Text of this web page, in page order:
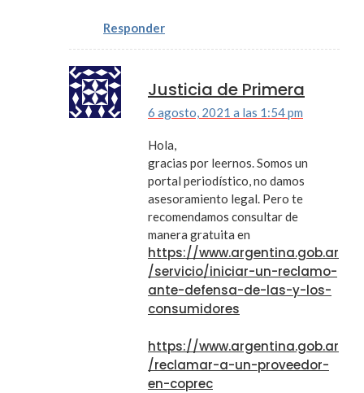
Responder
Justicia de Primera
6 agosto, 2021 a las 1:54 pm
Hola,
gracias por leernos. Somos un
portal periodístico, no damos
asesoramiento legal. Pero te
recomendamos consultar de
manera gratuita en
https://www.argentina.gob.ar
/servicio/iniciar-un-reclamo-
ante-defensa-de-las-y-los-
consumidores
https://www.argentina.gob.ar
/reclamar-a-un-proveedor-
en-coprec